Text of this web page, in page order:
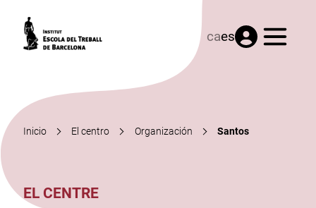
caes Menú
Inicio El centro Organización Santos
EL CENTRE